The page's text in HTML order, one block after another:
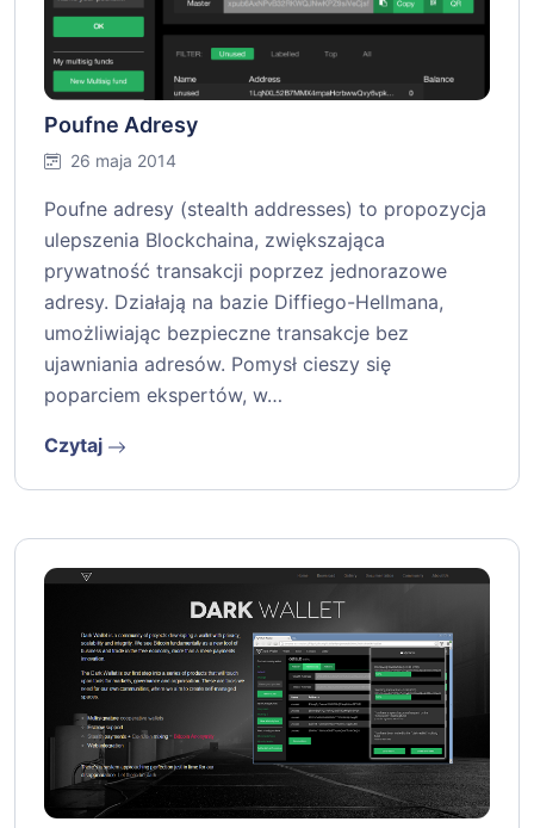
Poufne Adresy
26 maja 2014
Poufne adresy (stealth addresses) to propozycja
ulepszenia Blockchaina, zwiększająca
prywatność transakcji poprzez jednorazowe
adresy. Działają na bazie Diffiego-Hellmana,
umożliwiając bezpieczne transakcje bez
ujawniania adresów. Pomysł cieszy się
poparciem ekspertów, w…
Czytaj